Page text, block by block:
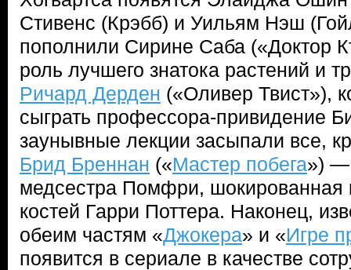
Стивенс (Крэбб) и Уильям Нэш
пополнили Сирине Саба («Доктор
роль лучшего знатока растений и
Ричард Дерден («Оливер Твист»),
сыграть профессора-привидение
заунывные лекции засыпали все,
Брид Бреннан («Мастер побега») —
медсестра Помфри, шокированная
костей Гарри Поттера. Наконец,
обеим частям «Джокера» и «Игре
появится в сериале в качестве